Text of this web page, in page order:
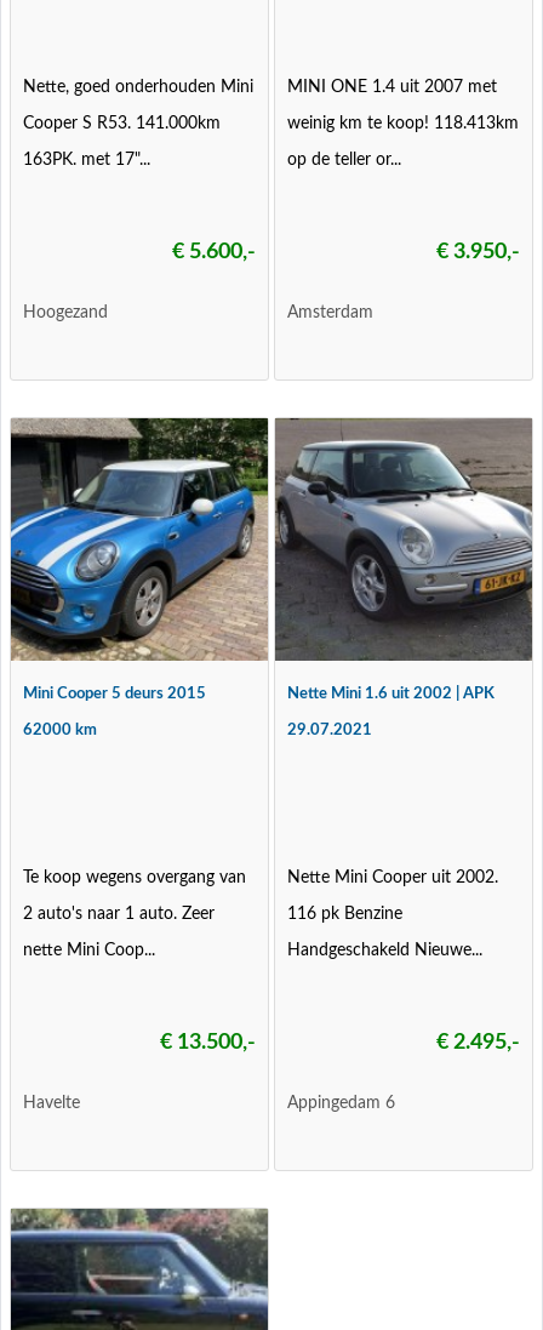
Nette, goed onderhouden Mini
Cooper S R53. 141.000km
163PK. met 17"...
€ 5.600,-
Hoogezand
MINI ONE 1.4 uit 2007 met
weinig km te koop! 118.413km
op de teller or...
€ 3.950,-
Amsterdam
Mini Cooper 5 deurs 2015
62000 km
Te koop wegens overgang van
2 auto's naar 1 auto. Zeer
nette Mini Coop...
€ 13.500,-
Havelte
Nette Mini 1.6 uit 2002 | APK
29.07.2021
Nette Mini Cooper uit 2002.
116 pk Benzine
Handgeschakeld Nieuwe...
€ 2.495,-
Appingedam 6